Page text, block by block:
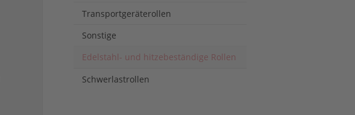
Transportgeräterollen
Sonstige
Edelstahl- und hitzebeständige Rollen
Schwerlastrollen